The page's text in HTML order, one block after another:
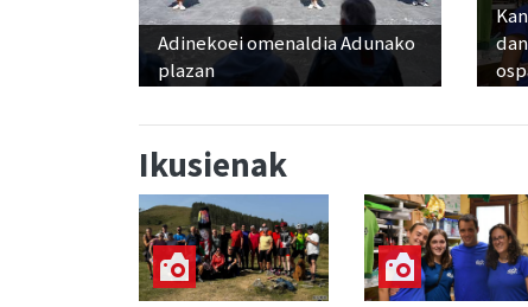
Adinekoei omenaldia Adunako
plazan
Ikusienak